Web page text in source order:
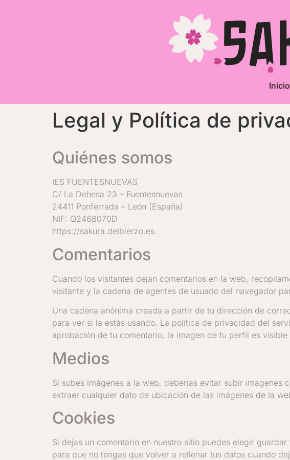
Inicio
Legal y Política de
Quiénes somos
IES FUENTESNUEVAS
C/ La Dehesa 23 – Fuentesnuevas
24411 Ponferrada – León (España)
NIF: Q2468070D
https://sakura.delbierzo.es.
Comentarios
Cuando los visitantes dejan comentarios en la web,
visitante y la cadena de agentes de usuario del navegador
Una cadena anónima creada a partir de tu dirección de
para ver si la estás usando. La política de privacidad del
aprobación de tu comentario, la imagen de tu perfil es
Medios
Si subes imágenes a la web, deberías evitar subir imágenes
extraer cualquier dato de ubicación de las imágenes de la
Cookies
Si dejas un comentario en nuestro sitio puedes elegir
para que no tengas que volver a rellenar tus datos cuando